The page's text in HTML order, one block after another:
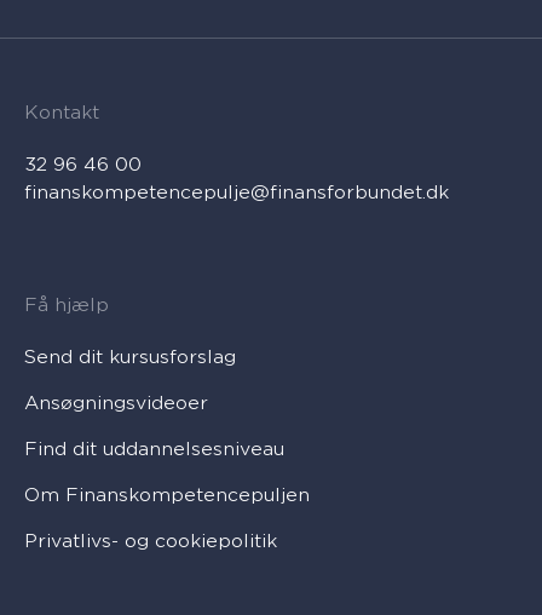
Kontakt
32 96 46 00
finanskompetencepulje@finansforbundet.dk
Få hjælp
Send dit kursusforslag
Ansøgningsvideoer
Find dit uddannelsesniveau
Om Finanskompetencepuljen
Privatlivs- og cookiepolitik